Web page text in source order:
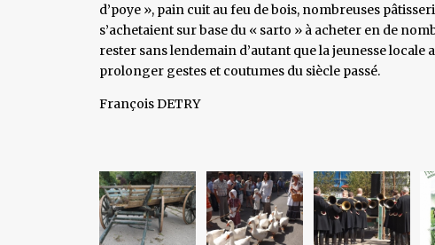
d’poye », pain cuit au feu de bois, nombreuses
s’achetaient sur base du « sarto » à acheter en de
rester sans lendemain d’autant que la jeunesse
prolonger gestes et coutumes du siècle passé.
François DETRY